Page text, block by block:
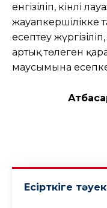
енгізіліп, кінәлі
жауапкершілікке
есептеу
артық төлеген
маусымына
Есірткіге